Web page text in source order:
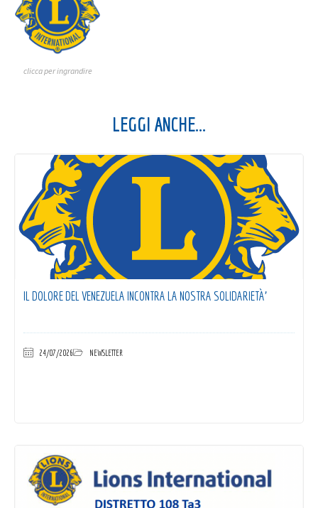
clicca per ingrandire
LEGGI ANCHE...
IL DOLORE DEL VENEZUELA INCONTRA LA NOSTRA SOLIDARIETÀ’
24/07/2026 NEWSLETTER